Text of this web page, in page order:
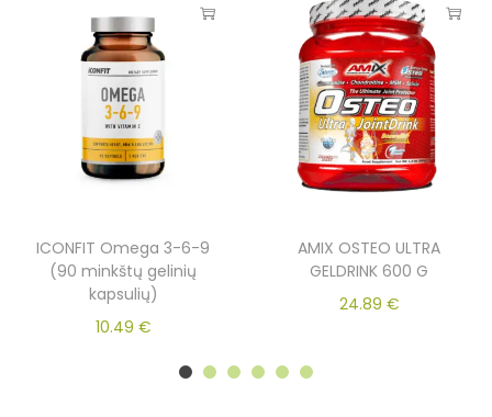
ICONFIT Omega 3-6-9
(90 minkštų gelinių
kapsulių)
10.49 €
AMIX OSTEO ULTRA
GELDRINK 600 G
24.89 €